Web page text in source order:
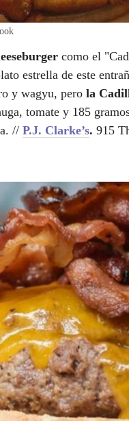
como el
estrella de este
y wagyu, pero la
tomate y 185
// P.J. Clarke’s. 915